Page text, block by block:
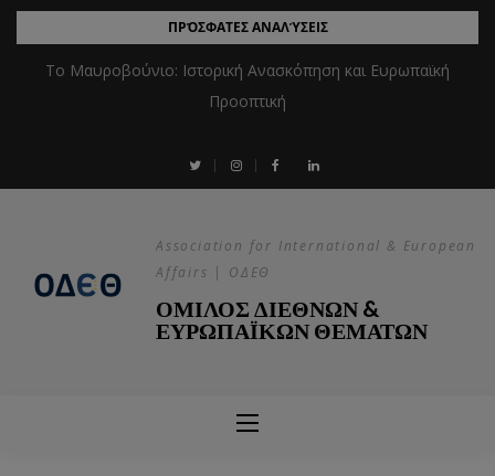
ΠΡΌΣΦΑΤΕΣ ΑΝΑΛΎΣΕΙΣ
Το Μαυροβούνιο: Ιστορική Ανασκόπηση και Ευρωπαϊκή
Προοπτική
Association for International & European
Affairs | ΟΔΕΘ
ΟΜΙΛΟΣ ΔΙΕΘΝΩΝ &
ΕΥΡΩΠΑΪΚΩΝ ΘΕΜΑΤΩΝ